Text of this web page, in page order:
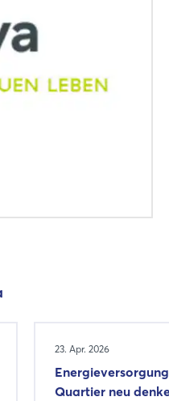
23. Apr. 2026
Quartier neu